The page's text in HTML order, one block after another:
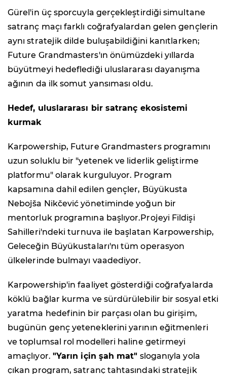
Gürel'in üç sporcuyla gerçekleştirdiği simultane
satranç maçı farklı coğrafyalardan gelen gençlerin
aynı stratejik dilde buluşabildiğini kanıtlarken;
Future Grandmasters'ın önümüzdeki yıllarda
büyütmeyi hedeflediği uluslararası dayanışma
ağının da ilk somut yansıması oldu.
Hedef, uluslararası bir satranç ekosistemi
kurmak
Karpowership, Future Grandmasters programını
uzun soluklu bir "yetenek ve liderlik geliştirme
platformu" olarak kurguluyor. Program
kapsamına dahil edilen gençler, Büyükusta
Nebojša Nikčević yönetiminde yoğun bir
mentorluk programına başlıyor.Projeyi Fildişi
Sahilleri'ndeki turnuva ile başlatan Karpowership,
Geleceğin Büyükustaları'nı tüm operasyon
ülkelerinde bulmayı vaadediyor.
Karpowership'in faaliyet gösterdiği coğrafyalarda
köklü bağlar kurma ve sürdürülebilir bir sosyal etki
yaratma hedefinin bir parçası olan bu girişim,
bugünün genç yeteneklerini yarının eğitmenleri
ve toplumsal rol modelleri haline getirmeyi
amaçlıyor. "Yarın için şah mat" sloganıyla yola
çıkan program, satranç tahtasındaki stratejik